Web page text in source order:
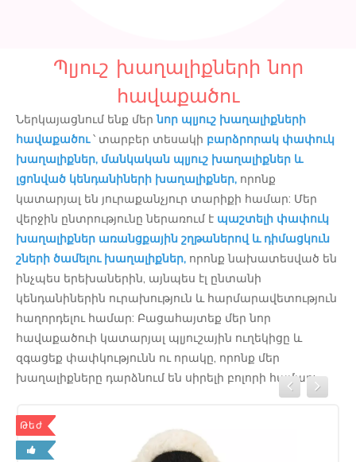
Պլյուշ խաղալիքների նոր
հավաքածու
Ներկայացնում ենք մերնոր պլյուշ խաղալիքների
հավաքածու՝ տարբեր տեսակի բարձրորակ փափուկ
խաղալիքներ, մանկական պլյուշ խաղալիքներ և
լցոնված կենդանիների խաղալիքներ, որոնք
կատարյալ են յուրաքանչյուր տարիքի համար: Մեր
վերջին ընտրությունը ներառում է պաշտելի փափուկ
խաղալիքներ առանցքային շղթաներով և դիմացկուն
շների ծամելու խաղալիքներ, որոնք նախատեսված են
ինչպես երեխաներին, այնպես էլ ընտանի
կենդանիներին ուրախություն և հարմարավետություն
հաղորդելու համար: Բացահայտեք մեր նոր
հավաքածուի կատարյալ պլյուշային ուղեկիցը և
զգացեք փափկությունն ու որակը, որոնք մեր
խաղալիքները դարձնում են սիրելի բոլորի համար:
Թեժ